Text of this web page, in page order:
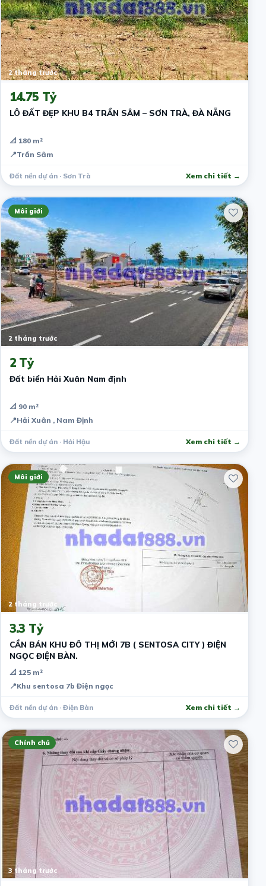
2 tháng trước
14.75 Tỷ
LÔ ĐẤT ĐẸP KHU B4 TRẦN SÂM – SƠN TRÀ, ĐÀ NẴNG
📐 180 m²
📍Trần Sâm
Đất nền dự án · Sơn Trà Xem chi tiết →
Môi giới
2 tháng trước
2 Tỷ
Đất biển Hải Xuân Nam định
📐 90 m²
📍Hải Xuân , Nam Định
Đất nền dự án · Hải Hậu Xem chi tiết →
Môi giới
2 tháng trước
3.3 Tỷ
CẦN BÁN KHU ĐÔ THỊ MỚI 7B ( SENTOSA CITY ) ĐIỆN
NGỌC ĐIỆN BÀN.
📐 125 m²
📍Khu sentosa 7b Điện ngọc
Đất nền dự án · Điện Bàn Xem chi tiết →
Chính chủ
3 tháng trước